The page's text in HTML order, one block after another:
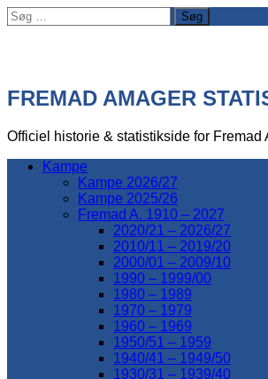
Søg
efter:
FREMAD AMAGER
Officiel historie & statistikside for Fremad
Kampe
Kampe 2026/27
Kampe 2025/26
Fremad A. 1910 – 2027
2020/21 – 2026/27
2010/11 – 2019/20
2000/01 – 2009/10
1990 – 1999/00
1980 – 1989
1970 – 1979
1960 – 1969
1950/51 – 1959
1940/41 – 1949/50
1930/31 – 1939/40